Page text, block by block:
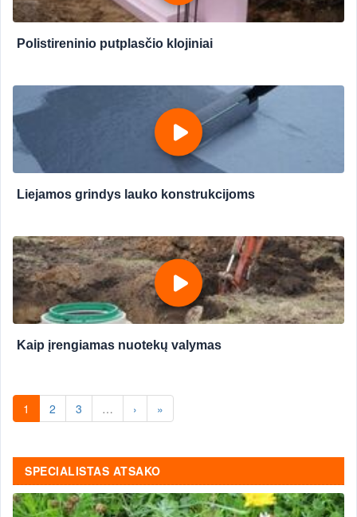
Polistireninio putplasčio klojiniai
Liejamos grindys lauko konstrukcijoms
Kaip įrengiamas nuotekų valymas
1 2 3 … › »
SPECIALISTAS ATSAKO